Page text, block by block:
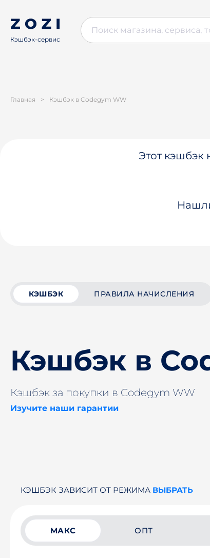
Кэшбэк-сервис
Главная > Кэшбэк в Codegym WW
Этот кэшбэк
КЭШБЭК ПРАВИЛА НАЧИСЛЕНИЯ
Кэшбэк в
Кэшбэк за покупки в Codegym WW
Изучите наши гарантии
КЭШБЭК ЗАВИСИТ ОТ РЕЖИМА ВЫБРАТЬ
МАКС ОПТ